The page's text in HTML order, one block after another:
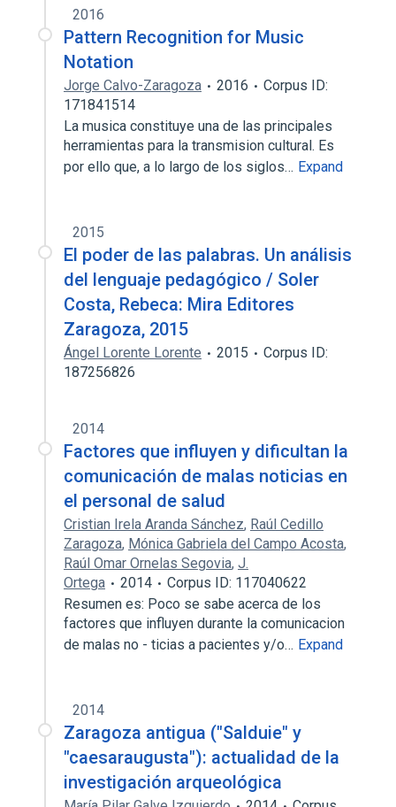
2016
Pattern Recognition for Music
Notation
Jorge Calvo-Zaragoza 2016
Corpus ID:
171841514
La musica constituye una de las principales
herramientas para la transmision cultural. Es
por ello que, a lo largo de los siglos… Expand
2015
El poder de las palabras. Un análisis
del lenguaje pedagógico / Soler
Costa, Rebeca: Mira Editores
Zaragoza, 2015
Ángel Lorente Lorente 2015
Corpus ID:
187256826
2014
Factores que influyen y dificultan la
comunicación de malas noticias en
el personal de salud
Cristian Irela Aranda Sánchez, Raúl Cedillo
Zaragoza, Mónica Gabriela del Campo Acosta,
Raúl Omar Ornelas Segovia, J.
Ortega
2014
Corpus ID: 117040622
Resumen es: Poco se sabe acerca de los
factores que influyen durante la comunicacion
de malas no - ticias a pacientes y/o… Expand
2014
Zaragoza antigua ("Salduie" y
"caesaraugusta"): actualidad de la
investigación arqueológica